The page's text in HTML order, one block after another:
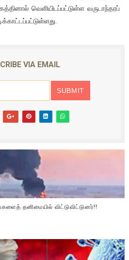
வெளியிடப்பட்டுள்ள வருடாந்தரப்
VIA EMAIL
தனிமையில் விட்டுவிட்டுனர்!!